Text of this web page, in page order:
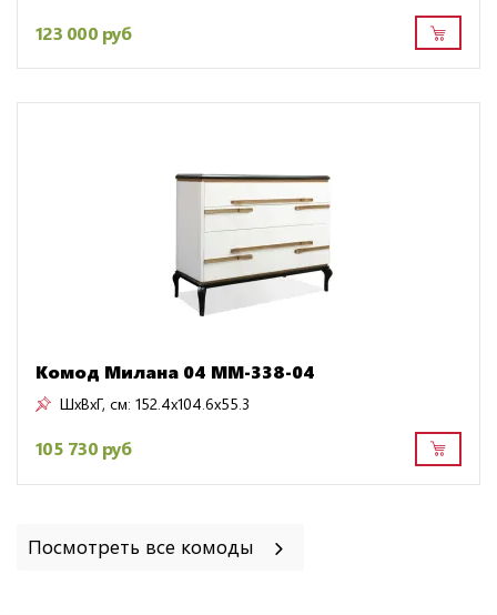
123 000 руб
Комод Милана 04 ММ-338-04
ШxВxГ, см: 152.4x104.6x55.3
105 730 руб
Посмотреть все комоды